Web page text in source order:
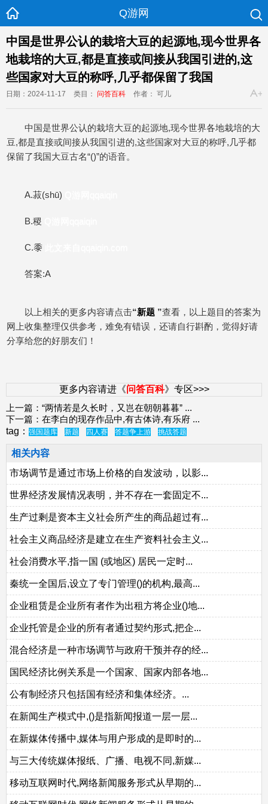
Q游网
中国是世界公认的栽培大豆的起源地,现今世界各
地栽培的大豆,都是直接或间接从我国引进的,这
些国家对大豆的称呼,几乎都保留了我国
日期：2024-11-17 类目： 问答百科 作者： 可儿
中国是世界公认的栽培大豆的起源地,现今世界各地栽培的大
豆,都是直接或间接从我国引进的,这些国家对大豆的称呼,几乎都
保留了我国大豆古名“()”的语音。
A.菽(shū)
B.稷
C.黍
答案:A
以上相关的更多内容请点击“新题 ”查看，以上题目的答案为
网上收集整理仅供参考，难免有错误，还请自行斟酌，觉得好请
分享给您的好朋友们！
更多内容请进《问答百科》专区>>>
上一篇： “两情若是久长时，又岂在朝朝暮暮” ...
下一篇： 在李白的现存作品中,有古体诗,有乐府 ...
tag： 强国题库 新题 四人赛 答题争上游 挑战答题
相关内容
市场调节是通过市场上价格的自发波动，以影...
世界经济发展情况表明，并不存在一套固定不...
生产过剩是资本主义社会所产生的商品超过有...
社会主义商品经济是建立在生产资料社会主义...
社会消费水平,指一国 (或地区) 居民一定时...
秦统一全国后,设立了专门管理()的机构,最高...
企业租赁是企业所有者作为出租方将企业()地...
企业托管是企业的所有者通过契约形式,把企...
混合经济是一种市场调节与政府干预并存的经...
国民经济比例关系是一个国家、国家内部各地...
公有制经济只包括国有经济和集体经济。...
在新闻生产模式中,()是指新闻报道一层一层...
在新媒体传播中,媒体与用户形成的是即时的...
与三大传统媒体报纸、广播、电视不同,新媒...
移动互联网时代,网络新闻服务形式从早期的...